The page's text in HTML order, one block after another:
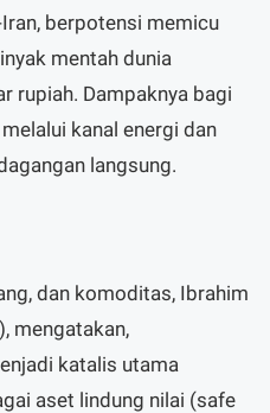
berpotensi memicu
mentah dunia
rupiah. Dampaknya bagi
kanal energi dan
langsung.
dan komoditas, Ibrahim
mengatakan,
katalis utama
aset lindung nilai (safe